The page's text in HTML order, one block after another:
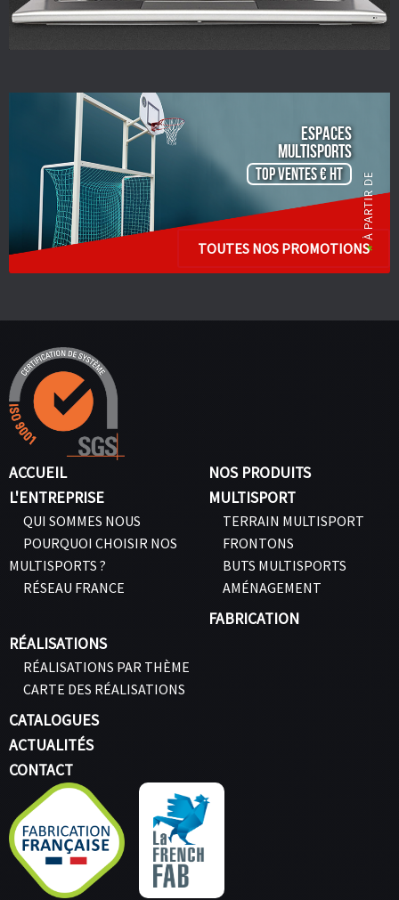
ESPACES
Multisports
TOP VENTES € HT
TOUTES NOS PROMOTIONS
ACCUEIL
L'ENTREPRISE
QUI SOMMES NOUS
POURQUOI CHOISIR NOS
MULTISPORTS ?
RÉSEAU FRANCE
NOS PRODUITS
MULTISPORT
TERRAIN MULTISPORT
FRONTONS
BUTS MULTISPORTS
AMÉNAGEMENT
FABRICATION
RÉALISATIONS
RÉALISATIONS PAR THÈME
CARTE DES RÉALISATIONS
CATALOGUES
ACTUALITÉS
CONTACT